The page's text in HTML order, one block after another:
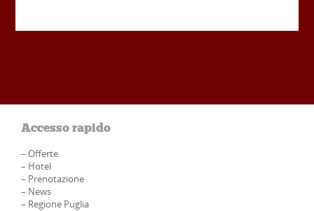
Accesso rapido
–Offerte
– Hotel
– Prenotazione
– News
– Regione Puglia